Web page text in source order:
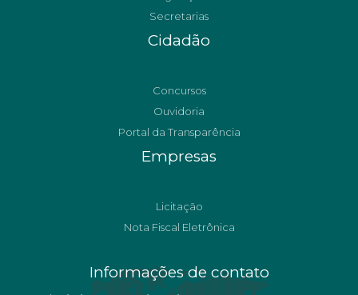
Secretarias
Cidadão
Concursos
Ouvidoria
Portal da Transparência
Empresas
Licitação
Nota Fiscal Eletrônica
Informações de contato